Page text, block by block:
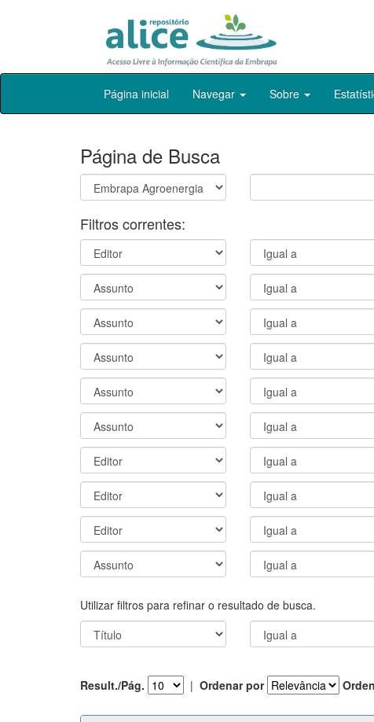
Skip
Página inicial Navegar Sobre
Página de Busca
Filtros correntes:
Utilizar filtros para refinar o resultado de busca.
Result./Pág. | Ordenar por